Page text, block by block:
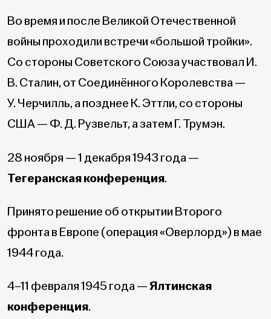
Во время и после Великой Отечественной
войны проходили встречи «большой тройки».
Со стороны Советского Союза участвовал И.
В. Сталин, от Соединённого Королевства —
У. Черчилль, а позднее К. Эттли, со стороны
США — Ф. Д. Рузвельт, а затем Г. Трумэн.
28 ноября — 1 декабря 1943 года —
Тегеранская конференция.
Принято решение об открытии Второго
фронта в Европе (операция «Оверлорд») в мае
1944 года.
4–11 февраля 1945 года —Ялтинская
конференция.